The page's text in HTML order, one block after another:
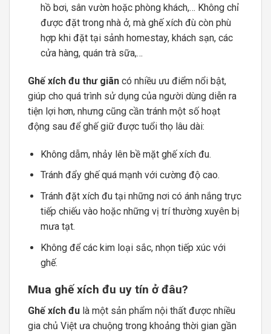
hồ bơi, sân vườn hoặc phòng khách,… Không chỉ
được đặt trong nhà ở, mà ghế xích đù còn phù
hợp khi đặt tại sảnh homestay, khách sạn, các
cửa hàng, quán trà sữa,…
Ghế xích đu thư giãn có nhiều ưu điểm nổi bật,
giúp cho quá trình sử dụng của người dùng diễn ra
tiện lợi hơn, nhưng cũng cần tránh một số hoạt
động sau để ghế giữ được tuổi thọ lâu dài:
Không dẫm, nhảy lên bề mặt ghế xích đu.
Tránh đẩy ghế quá mạnh với cường độ cao.
Tránh đặt xích đu tại những nơi có ánh nắng trực
tiếp chiếu vào hoặc những vị trí thường xuyên bị
mưa tạt.
Không để các kim loại sắc, nhọn tiếp xúc với
ghế.
Mua ghế xích đu uy tín ở đâu?
Ghế xích đu là một sản phẩm nội thất được nhiều
gia chủ Việt ưa chuộng trong khoảng thời gian gần